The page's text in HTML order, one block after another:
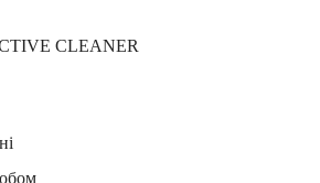
CLEANER